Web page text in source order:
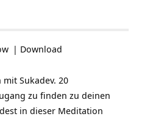
| Download
Sukadev. 20
zu finden zu deinen
in dieser Meditation